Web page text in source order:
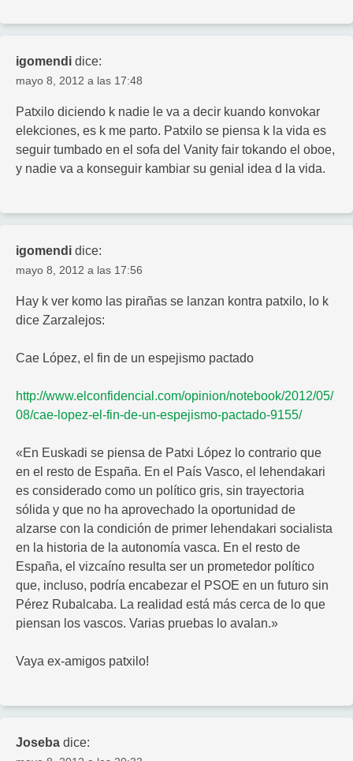
igomendi dice:
mayo 8, 2012 a las 17:48
Patxilo diciendo k nadie le va a decir kuando konvokar
elekciones, es k me parto. Patxilo se piensa k la vida es
seguir tumbado en el sofa del Vanity fair tokando el oboe,
y nadie va a konseguir kambiar su genial idea d la vida.
igomendi dice:
mayo 8, 2012 a las 17:56
Hay k ver komo las pirañas se lanzan kontra patxilo, lo k
dice Zarzalejos:
Cae López, el fin de un espejismo pactado
http://www.elconfidencial.com/opinion/notebook/2012/05/
08/cae-lopez-el-fin-de-un-espejismo-pactado-9155/
«En Euskadi se piensa de Patxi López lo contrario que
en el resto de España. En el País Vasco, el lehendakari
es considerado como un político gris, sin trayectoria
sólida y que no ha aprovechado la oportunidad de
alzarse con la condición de primer lehendakari socialista
en la historia de la autonomía vasca. En el resto de
España, el vizcaíno resulta ser un prometedor político
que, incluso, podría encabezar el PSOE en un futuro sin
Pérez Rubalcaba. La realidad está más cerca de lo que
piensan los vascos. Varias pruebas lo avalan.»
Vaya ex-amigos patxilo!
Joseba dice: